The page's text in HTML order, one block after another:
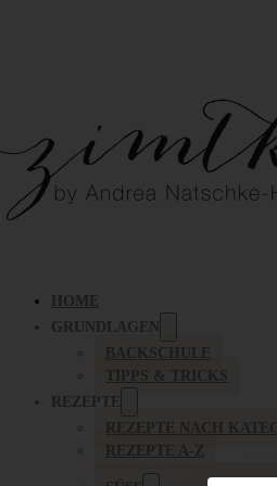
HOME
GRUNDLAGEN
BACKSCHULE
TIPPS & TRICKS
REZEPTE
REZEPTE NACH
REZEPTE A-Z